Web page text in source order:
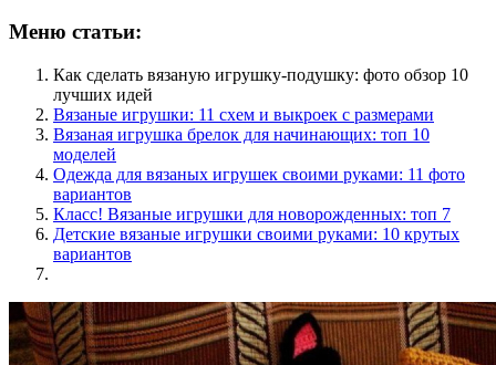
Меню статьи:
Как сделать вязаную игрушку-подушку: фото обзор 10
лучших идей
Вязаные игрушки: 11 схем и выкроек с размерами
Вязаная игрушка брелок для начинающих: топ 10
моделей
Одежда для вязаных игрушек своими руками: 11 фото
вариантов
Класс! Вязаные игрушки для новорожденных: топ 7
Детские вязаные игрушки своими руками: 10 крутых
вариантов